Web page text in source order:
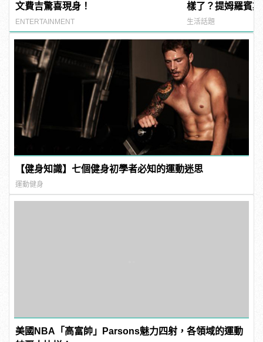
文費吉驚喜現身！
ENTERTAINMENT
樣了？提姆羅賓
驚：快認不出來！
生活話題
【健身知識】七個健身初學者必知的運動迷思
運動健身
美國NBA「高富帥」Parsons魅力四射，各領域的運動